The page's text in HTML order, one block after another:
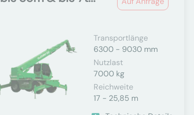
Transportlänge
6300 - 9030 mm
Nutzlast
7000 kg
Reichweite
17 - 25,85 m